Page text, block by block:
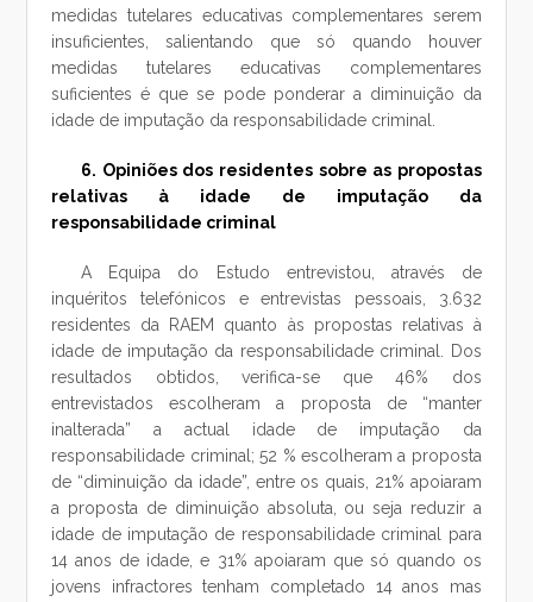
medidas tutelares educativas complementares serem
insuficientes, salientando que só quando houver
medidas tutelares educativas complementares
suficientes é que se pode ponderar a diminuição da
idade de imputação da responsabilidade criminal.
6. Opiniões dos residentes sobre as propostas
relativas à idade de imputação da
responsabilidade criminal
A Equipa do Estudo entrevistou, através de
inquéritos telefónicos e entrevistas pessoais, 3.632
residentes da RAEM quanto às propostas relativas à
idade de imputação da responsabilidade criminal. Dos
resultados obtidos, verifica-se que 46% dos
entrevistados escolheram a proposta de “manter
inalterada” a actual idade de imputação da
responsabilidade criminal; 52 % escolheram a proposta
de “diminuição da idade”, entre os quais, 21% apoiaram
a proposta de diminuição absoluta, ou seja reduzir a
idade de imputação de responsabilidade criminal para
14 anos de idade, e 31% apoiaram que só quando os
jovens infractores tenham completado 14 anos mas